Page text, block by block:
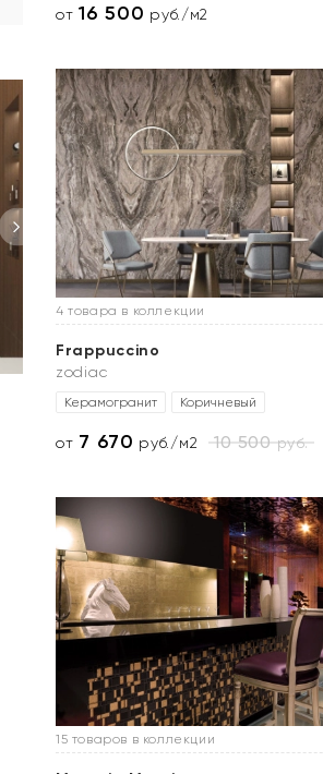
от16 500 руб./м2
4 товара в коллекции
Frappuccino
zodiac
Керамогранит Коричневый
от 7 670 руб./м2 10 500руб.
15 товаров в коллекции